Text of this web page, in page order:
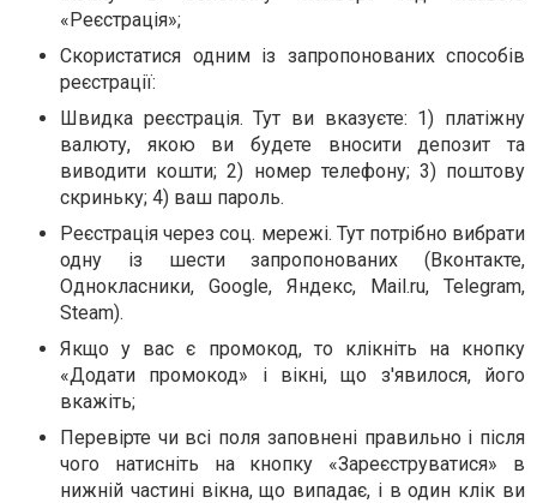
«Реєстрація»;
Скористатися одним із запропонованих способів
реєстрації:
Швидка реєстрація. Тут ви вказуєте: 1) платіжну
валюту, якою ви будете вносити депозит та
виводити кошти; 2) номер телефону; 3) поштову
скриньку; 4) ваш пароль.
Реєстрація через соц. мережі. Тут потрібно вибрати
одну із шести запропонованих (Вконтакте,
Однокласники, Google, Яндекс, Mail.ru, Telegram,
Steam).
Якщо у вас є промокод, то клікніть на кнопку
«Додати промокод» і вікні, що з'явилося, його
вкажіть;
Перевірте чи всі поля заповнені правильно і після
чого натисніть на кнопку «Зареєструватися» в
нижній частині вікна, що випадає, і в один клік ви